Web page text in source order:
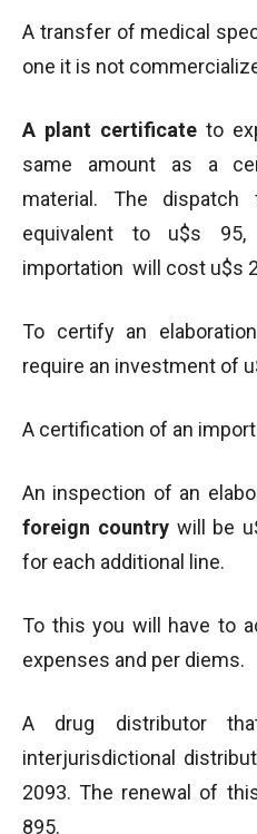
A transfer of medical
one it is not
A plant certificateto
same amount as a
material. The
equivalent to u$s
importation will cost u$s
To certify an
require an investment of
A certification of an
An inspection of an
foreign countrywill be
for each additional line.
To this you will have to
expenses and per diems.
A drug distributor
interjurisdictional
2093. The renewal of
895.